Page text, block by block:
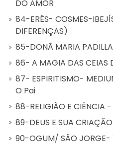
DO AMOR
84-ERÊS- COSMES-
DIFERENÇAS)
85-DONÃ MARIA
86- A MAGIA DAS CEIAS
87- ESPIRITISMO-
O Pai
88-RELIGIÃO E CIÊNCIA
89-DEUS E SUA CRIAÇÃO
90-OGUM/ SÃO JORGE-